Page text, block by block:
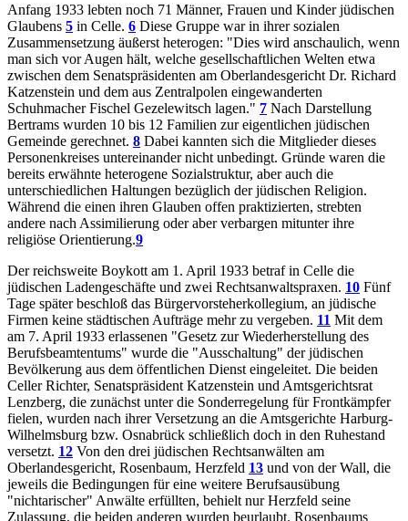
Anfang 1933 lebten noch 71 Männer, Frauen und Kinder jüdischen
Glaubens 5 in Celle. 6 Diese Gruppe war in ihrer sozialen
Zusammensetzung äußerst heterogen: "Dies wird anschaulich, wenn
man sich vor Augen hält, welche gesellschaftlichen Welten etwa
zwischen dem Senatspräsidenten am Oberlandesgericht Dr. Richard
Katzenstein und dem aus Zentralpolen eingewanderten
Schuhmacher Fischel Gezelewitsch lagen." 7 Nach Darstellung
Bertrams wurden 10 bis 12 Familien zur eigentlichen jüdischen
Gemeinde gerechnet. 8 Dabei kannten sich die Mitglieder dieses
Personenkreises untereinander nicht unbedingt. Gründe waren die
bereits erwähnte heterogene Sozialstruktur, aber auch die
unterschiedlichen Haltungen bezüglich der jüdischen Religion.
Während die einen ihren Glauben offen praktizierten, strebten
andere nach Assimilierung oder aber verbargen mitunter ihre
religiöse Orientierung.9
Der reichsweite Boykott am 1. April 1933 betraf in Celle die
jüdischen Ladengeschäfte und zwei Rechtsanwaltspraxen. 10 Fünf
Tage später beschloß das Bürgervorsteherkollegium, an jüdische
Firmen keine städtischen Aufträge mehr zu vergeben. 11 Mit dem
am 7. April 1933 erlassenen "Gesetz zur Wiederherstellung des
Berufsbeamtentums" wurde die "Ausschaltung" der jüdischen
Bevölkerung aus dem öffentlichen Dienst eingeleitet. Die beiden
Celler Richter, Senatspräsident Katzenstein und Amtsgerichtsrat
Lenzberg, die zunächst unter die Sonderregelung für Frontkämpfer
fielen, wurden nach ihrer Versetzung an die Amtsgerichte Harburg-
Wilhelmsburg bzw. Osnabrück schließlich doch in den Ruhestand
versetzt. 12 Von den drei jüdischen Rechtsanwälten am
Oberlandesgericht, Rosenbaum, Herzfeld 13 und von der Wall, die
jeweils die Bedingungen für eine weitere Berufsausübung
"nichtarischer" Anwälte erfüllten, behielt nur Herzfeld seine
Zulassung, die beiden anderen wurden beurlaubt. Rosenbaums